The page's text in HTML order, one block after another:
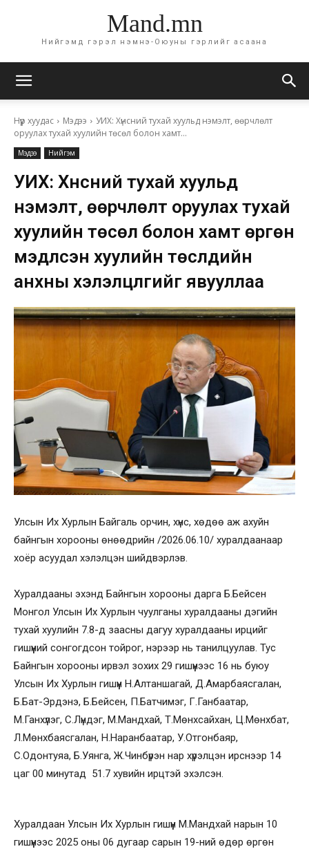
Mand.mn
Нийгэмд гэрэл нэмнэ-Оюуны гэрлийг асаана
Нүүр хуудас Мэдээ
УИХ: Хүнсний тухай хуульд нэмэлт, өөрчлөлт
оруулах тухай хуулийн төсөл болон хамт...
Мэдээ Нийгэм
УИХ: Хүнсний тухай хуульд
нэмэлт, өөрчлөлт оруулах тухай
хуулийн төсөл болон хамт өргөн
мэдүүлсэн хуулийн төслүүдийн
анхны хэлэлцүүлгийг явууллаа
Улсын Их Хурлын Байгаль орчин, хүнс, хөдөө аж ахуйн
байнгын хорооны өнөөдрийн /2026.06.10/ хуралдаанаар
хоёр асуудал хэлэлцэн шийдвэрлэв.
Хуралдааны эхэнд Байнгын хорооны дарга Б.Бейсен
Монгол Улсын Их Хурлын чуулганы хуралдааны дэгийн
тухай хуулийн 7.8-д заасны дагуу хуралдааны ирцийг
гишүүний сонгогдсон тойрог, нэрээр нь танилцуулав. Тус
Байнгын хорооны ирвэл зохих 29 гишүүнээс 16 нь буюу
Улсын Их Хурлын гишүүн Н.Алтаншагай, Д.Амарбаясгалан,
Б.Бат-Эрдэнэ, Б.Бейсен, П.Батчимэг, Г.Ганбаатар,
М.Ганхүлэг, С.Лүндэг, М.Мандхай, Т.Мөнхсайхан, Ц.Мөнхбат,
Л.Мөнхбаясгалан, Н.Наранбаатар, У.Отгонбаяр,
С.Одонтуяа, Б.Уянга, Ж.Чинбүрэн нар хүрэлцэн ирснээр 14
цаг 00 минутад 51.7 хувийн ирцтэй эхэлсэн.
Хуралдаан Улсын Их Хурлын гишүүн М.Мандхай нарын 10
гишүүнээс 2025 оны 06 дугаар сарын 19-ний өдөр өргөн